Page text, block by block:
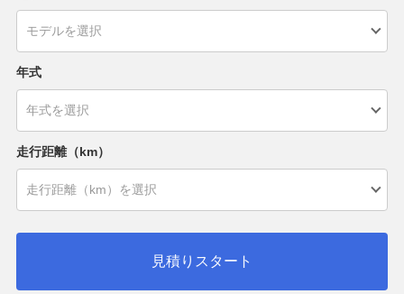
年式
走行距離（km）
見積りスタート